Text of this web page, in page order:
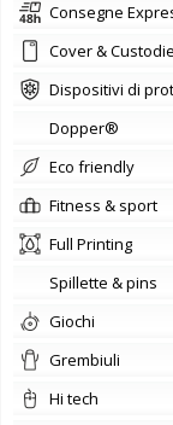
Consegne
Cover & Custodie
Dispositivi di
Dopper®
Eco friendly
fitness & sport
Full Printing
Spillette & pins
giochi
Grembiuli
hi tech